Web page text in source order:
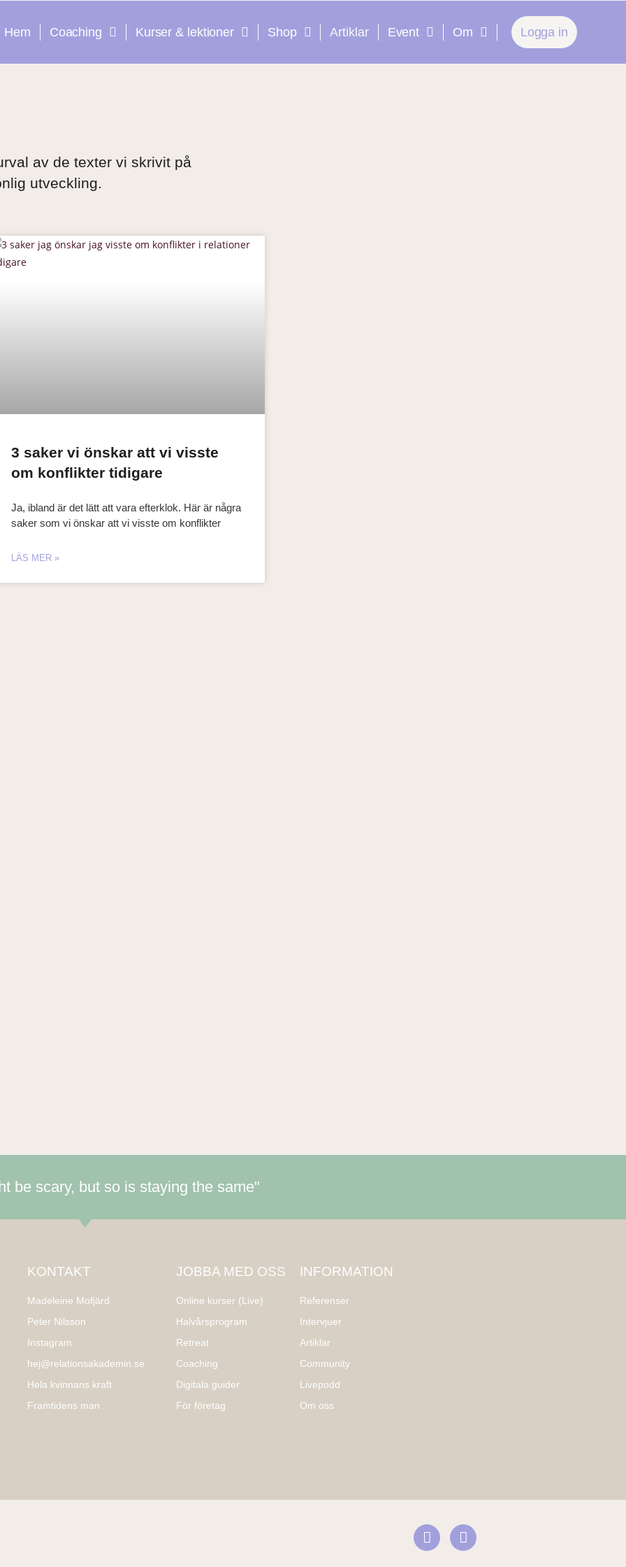
Hem Coaching Kurser & lektioner Shop Artiklar Event Om Logga in
av de texter vi skrivit på
utveckling.
3 saker vi önskar att vi visste
om konflikter tidigare
Ja, ibland är det lätt att vara efterklok. Här är några
saker som vi önskar att vi visste om konflikter
LÄS MER »
be scary, but so is staying the same"
KONTAKT
Madeleine Mofjärd
Peter Nilsson
Instagram
hej@relationsakademin.se
Hela kvinnans kraft
Framtidens man
JOBBA MED OSS
Online kurser (Live)
Halvårsprogram
Retreat
Coaching
Digitala guider
För företag
INFORMATION
Referenser
Intervjuer
Artiklar
Community
Livepodd
Om oss